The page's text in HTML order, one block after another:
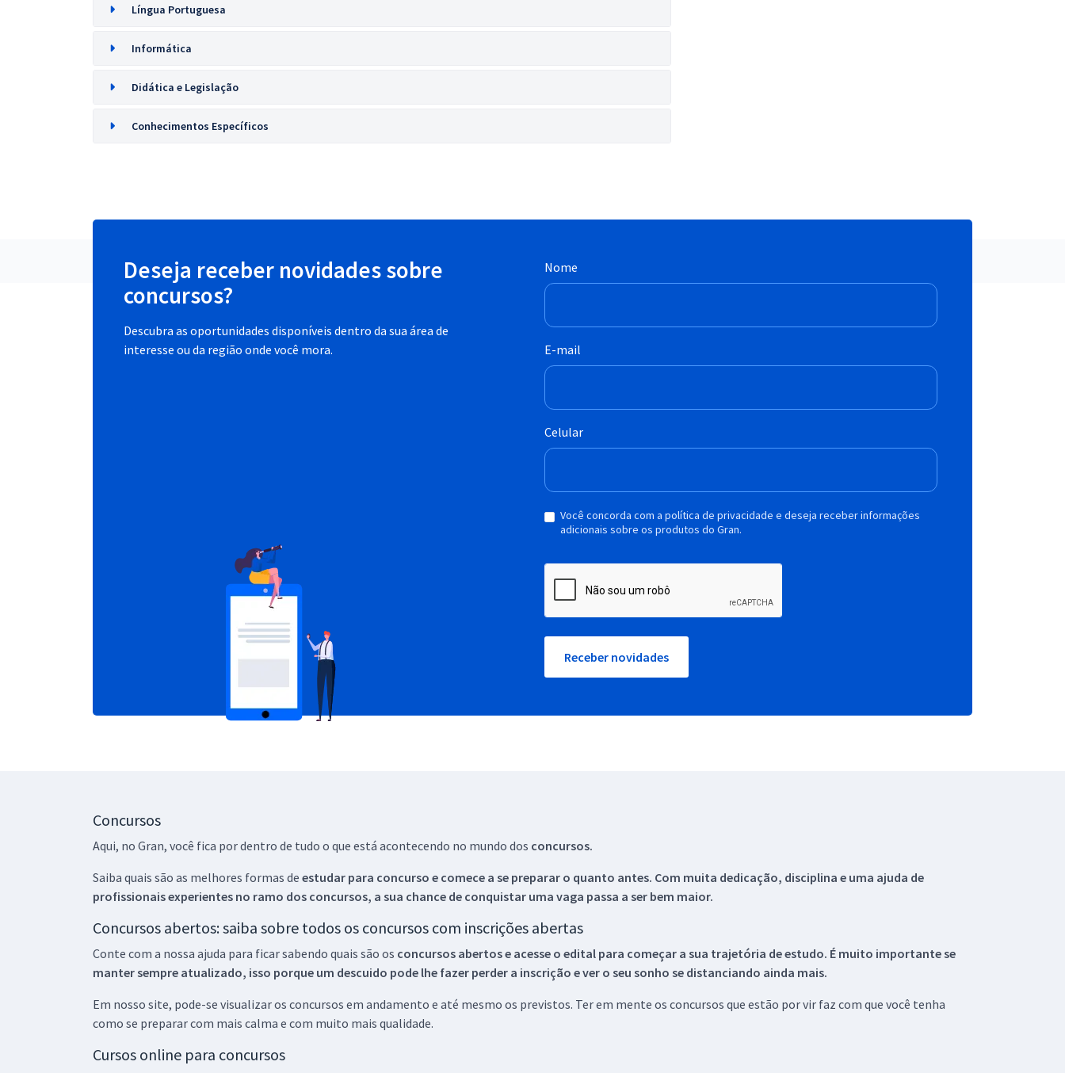
Língua Portuguesa
Informática
Didática e Legislação
Conhecimentos Específicos
Deseja receber novidades sobre
concursos?
Descubra as oportunidades disponíveis dentro da sua área de
interesse ou da região onde você mora.
Nome
E-mail
Celular
Você concorda com a política de privacidade e deseja receber informações
adicionais sobre os produtos do Gran.
Receber novidades
Concursos
Aqui, no Gran, você fica por dentro de tudo o que está acontecendo no mundo dos concursos.
Saiba quais são as melhores formas de estudar para concurso e comece a se preparar o quanto antes. Com muita dedicação, disciplina e uma ajuda de
profissionais experientes no ramo dos concursos, a sua chance de conquistar uma vaga passa a ser bem maior.
Concursos abertos: saiba sobre todos os concursos com inscrições abertas
Conte com a nossa ajuda para ficar sabendo quais são os concursos abertos e acesse o edital para começar a sua trajetória de estudo. É muito importante se
manter sempre atualizado, isso porque um descuido pode lhe fazer perder a inscrição e ver o seu sonho se distanciando ainda mais.
Em nosso site, pode-se visualizar os concursos em andamento e até mesmo os previstos. Ter em mente os concursos que estão por vir faz com que você tenha
como se preparar com mais calma e com muito mais qualidade.
Cursos online para concursos